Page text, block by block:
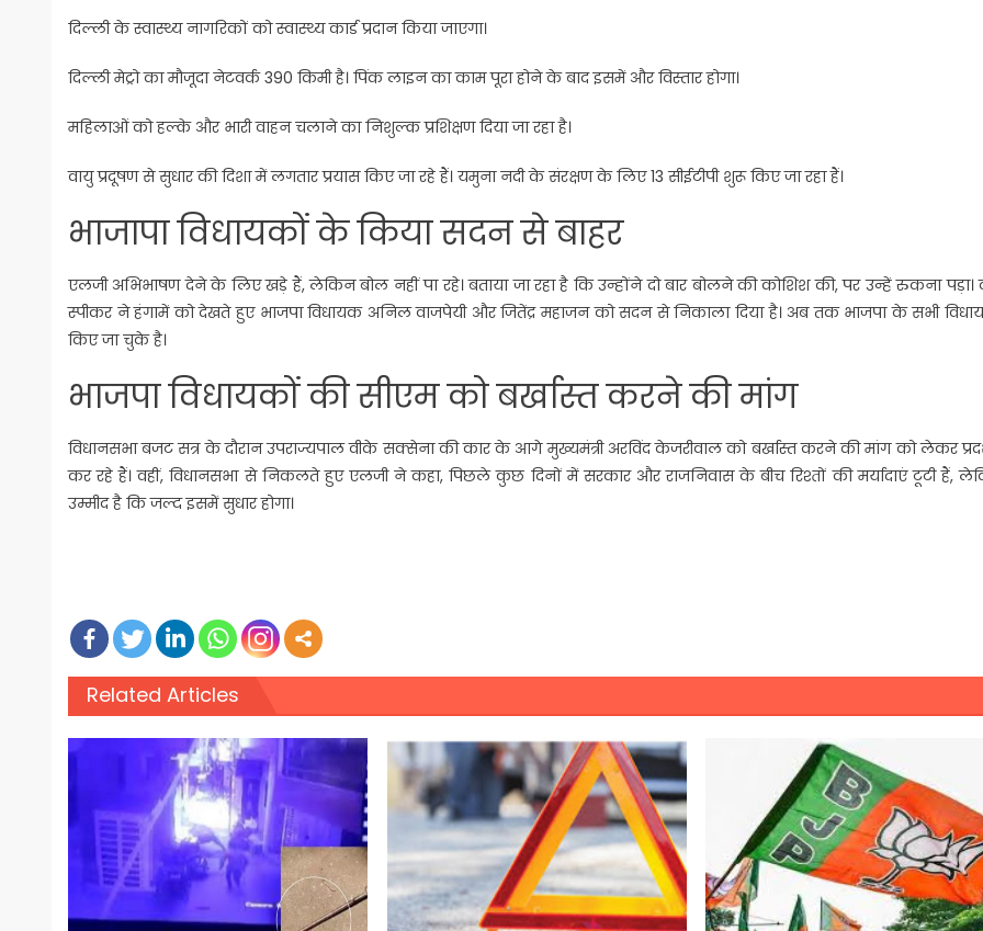
दिल्ली के स्वास्थ्य नागरिकों को स्वास्थ्य कार्ड प्रदान किया जाएगा।
दिल्ली मेट्रो का मौजूदा नेटवर्क 390 किमी है। पिंक लाइन का काम पूरा होने के बाद इसमें और विस्तार होगा।
महिलाओं को हल्के और भारी वाहन चलाने का निशुल्क प्रशिक्षण दिया जा रहा है।
वायु प्रदूषण से सुधार की दिशा में लगतार प्रयास किए जा रहे हैं। यमुना नदी के संरक्षण के लिए 13 सीईटीपी शुरू किए जा रहा हैं।
भाजापा विधायकों के किया सदन से बाहर
एलजी अभिभाषण देने के लिए खड़े हैं, लेकिन बोल नहीं पा रहे। बताया जा रहा है कि उन्होंने दो बार बोलने की कोशिश की, पर उन्हें रुकना पड़ा।
स्पीकर ने हंगामें को देखते हुए भाजपा विधायक अनिल वाजपेयी और जितेंद्र महाजन को सदन से निकाला दिया है। अब तक भाजपा के सभी
किए जा चुके है।
भाजपा विधायकों की सीएम को बर्खास्त करने की मांग
विधानसभा बजट सत्र के दौरान उपराज्यपाल वीके सक्सेना की कार के आगे मुख्यमंत्री अरविंद केजरीवाल को बर्खास्त करने की मांग को लेकर
कर रहे हैं। वहीं, विधानसभा से निकलते हुए एलजी ने कहा, पिछले कुछ दिनों में सरकार और राजनिवास के बीच रिश्तों की मर्यादाएं टूटी हैं,
उम्मीद है कि जल्द इसमें सुधार होगा।
Related Articles